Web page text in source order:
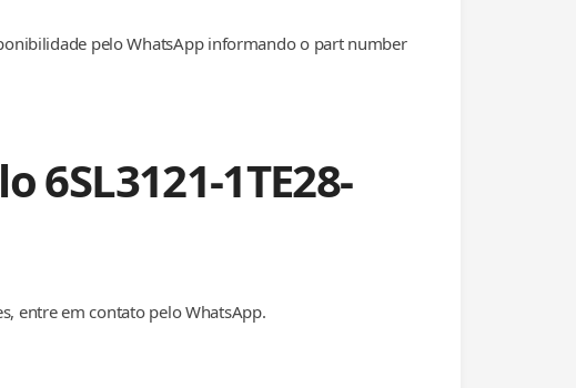
pelo WhatsApp informando o part number
1TE28-
entre em contato pelo WhatsApp.